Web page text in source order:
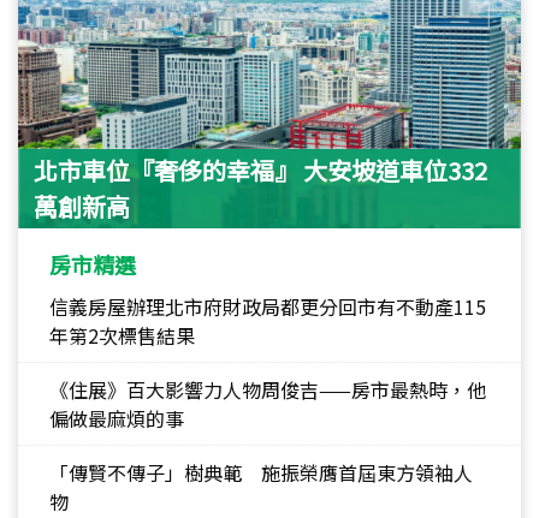
北市車位『奢侈的幸福』 大安坡道車位332
萬創新高
房市精選
信義房屋辦理北市府財政局都更分回市有不動產115
年第2次標售結果
《住展》百大影響力人物周俊吉——房市最熱時，他
偏做最麻煩的事
「傳賢不傳子」樹典範 施振榮膺首屆東方領袖人
物